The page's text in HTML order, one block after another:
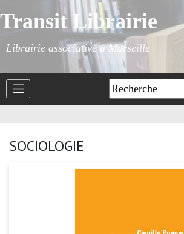
Transit Librairie
Librairie associative à Marseille
SOCIOLOGIE